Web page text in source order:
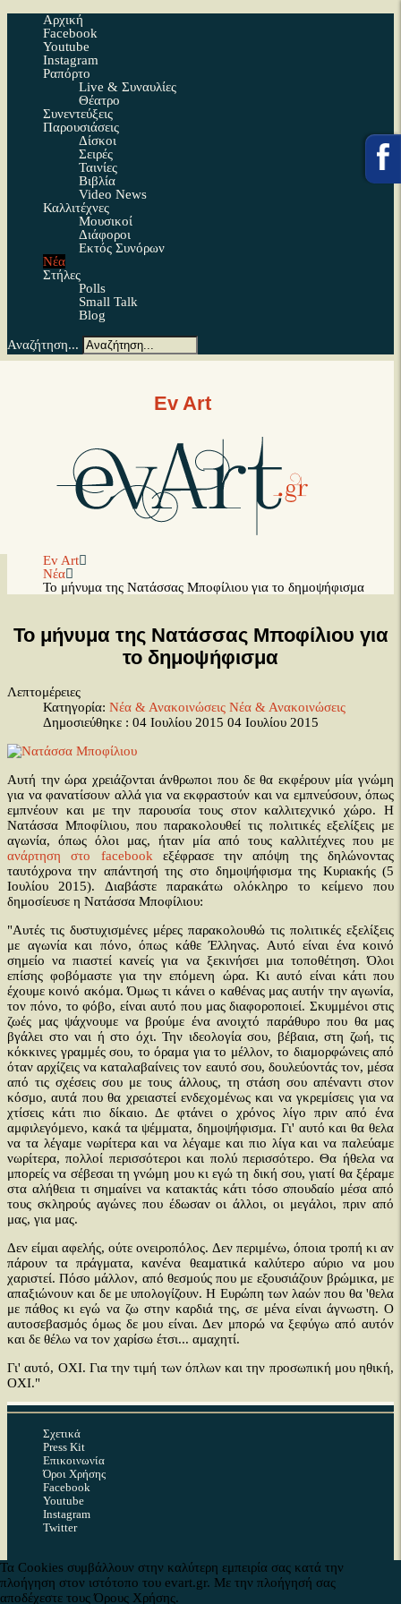
Αρχική
Facebook
Youtube
Instagram
Ραπόρτο
Live & Συναυλίες
Θέατρο
Συνεντεύξεις
Παρουσιάσεις
Δίσκοι
Σειρές
Ταινίες
Βιβλία
Video News
Καλλιτέχνες
Μουσικοί
Διάφοροι
Εκτός Συνόρων
Νέα
Στήλες
Polls
Small Talk
Blog
Αναζήτηση...
Ev Art
Ev Art
Νέα
Το μήνυμα της Νατάσσας Μποφίλιου για το δημοψήφισμα
Το μήνυμα της Νατάσσας Μποφίλιου για
το δημοψήφισμα
Λεπτομέρειες
Κατηγορία: Νέα & Ανακοινώσεις Νέα & Ανακοινώσεις
Δημοσιεύθηκε : 04 Ιουλίου 2015 04 Ιουλίου 2015
Αυτή την ώρα χρειάζονται άνθρωποι που δε θα εκφέρουν μία γνώμη
για να φανατίσουν αλλά για να εκφραστούν και να εμπνεύσουν, όπως
εμπνέουν και με την παρουσία τους στον καλλιτεχνικό χώρο. Η
Νατάσσα Μποφίλιου, που παρακολουθεί τις πολιτικές εξελίξεις με
αγωνία, όπως όλοι μας, ήταν μία από τους καλλιτέχνες που με
ανάρτηση στο facebook εξέφρασε την απόψη της δηλώνοντας
ταυτόχρονα την απάντησή της στο δημοψήφισμα της Κυριακής (5
Ιουλίου 2015). Διαβάστε παρακάτω ολόκληρο το κείμενο που
δημοσίευσε η Νατάσσα Μποφίλιου:
"Αυτές τις δυστυχισμένες μέρες παρακολουθώ τις πολιτικές εξελίξεις
με αγωνία και πόνο, όπως κάθε Έλληνας. Αυτό είναι ένα κοινό
σημείο να πιαστεί κανείς για να ξεκινήσει μια τοποθέτηση. Όλοι
επίσης φοβόμαστε για την επόμενη ώρα. Κι αυτό είναι κάτι που
έχουμε κοινό ακόμα. Όμως τι κάνει ο καθένας μας αυτήν την αγωνία,
τον πόνο, το φόβο, είναι αυτό που μας διαφοροποιεί. Σκυμμένοι στις
ζωές μας ψάχνουμε να βρούμε ένα ανοιχτό παράθυρο που θα μας
βγάλει στο ναι ή στο όχι. Την ιδεολογία σου, βέβαια, στη ζωή, τις
κόκκινες γραμμές σου, το όραμα για το μέλλον, το διαμορφώνεις από
όταν αρχίζεις να καταλαβαίνεις τον εαυτό σου, δουλεύοντάς τον, μέσα
από τις σχέσεις σου με τους άλλους, τη στάση σου απέναντι στον
κόσμο, αυτά που θα χρειαστεί ενδεχομένως και να γκρεμίσεις για να
χτίσεις κάτι πιο δίκαιο. Δε φτάνει ο χρόνος λίγο πριν από ένα
αμφιλεγόμενο, κακά τα ψέμματα, δημοψήφισμα. Γι' αυτό και θα θελα
να τα λέγαμε νωρίτερα και να λέγαμε και πιο λίγα και να παλεύαμε
νωρίτερα, πολλοί περισσότεροι και πολύ περισσότερο. Θα ήθελα να
μπορείς να σέβεσαι τη γνώμη μου κι εγώ τη δική σου, γιατί θα ξέραμε
στα αλήθεια τι σημαίνει να κατακτάς κάτι τόσο σπουδαίο μέσα από
τους σκληρούς αγώνες που έδωσαν οι άλλοι, οι μεγάλοι, πριν από
μας, για μας.
Δεν είμαι αφελής, ούτε ονειροπόλος. Δεν περιμένω, όποια τροπή κι αν
πάρουν τα πράγματα, κανένα θεαματικά καλύτερο αύριο να μου
χαριστεί. Πόσο μάλλον, από θεσμούς που με εξουσιάζουν βρώμικα, με
απαξιώνουν και δε με υπολογίζουν. Η Ευρώπη των λαών που θα 'θελα
με πάθος κι εγώ να ζω στην καρδιά της, σε μένα είναι άγνωστη. Ο
αυτοσεβασμός όμως δε μου είναι. Δεν μπορώ να ξεφύγω από αυτόν
και δε θέλω να τον χαρίσω έτσι... αμαχητί.
Γι' αυτό, ΟΧΙ. Για την τιμή των όπλων και την προσωπική μου ηθική,
ΟΧΙ."
Νατάσσα Μποφίλιου
Ο Gramatik μειώνει τις τιμές των εισιτηρίων
Το μήνυμα του Manu Chao για το ελληνικό δημοψήφισμα
(βίντεο)
Twitter
Σχετικά
Press Kit
Επικοινωνία
Όροι Χρήσης
Facebook
Youtube
Instagram
Twitter
Copyright © 2026 Ev Art. Με την επιφύλαξη κάθε δικαιώματος. |
Τα Cookies συμβάλλουν στην καλύτερη εμπειρία σας κατά την
πλοήγηση στον ιστότοπο του evart.gr. Με την πλοήγησή σας
αποδέχεστε τους Όρους Χρήσης.